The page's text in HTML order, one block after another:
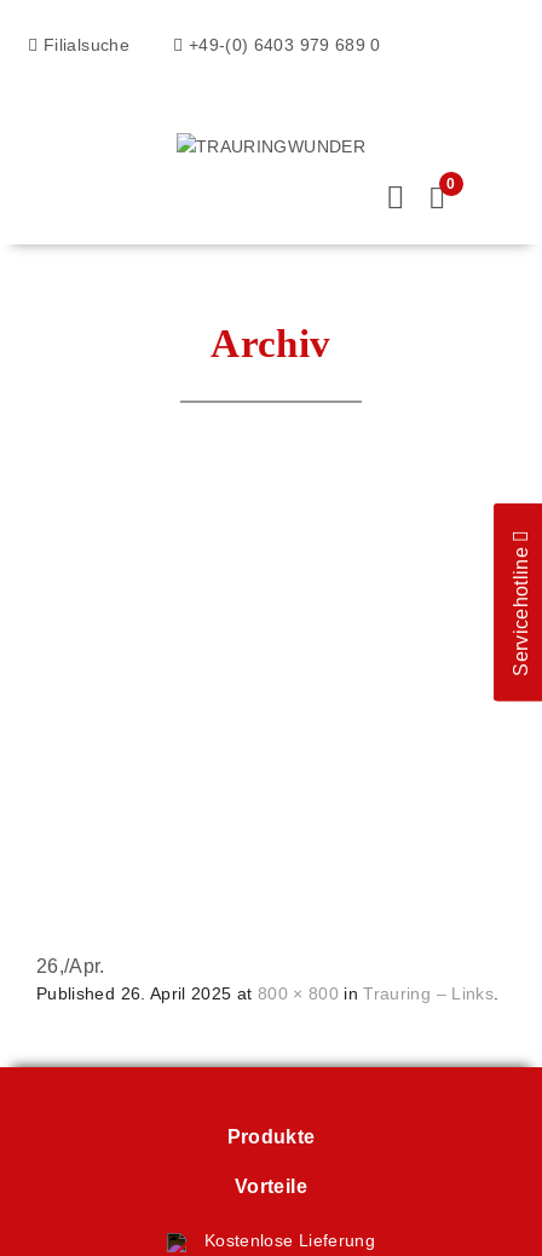
Filialsuche +49-(0) 6403 979 689 0
0
Archiv
26,/Apr.
Published 26. April 2025 at 800 × 800 inTrauring – Links.
Produkte
Vorteile
Kostenlose Lieferung
Servicehotline